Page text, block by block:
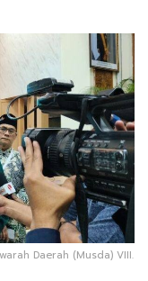
Daerah (Musda) VIII.